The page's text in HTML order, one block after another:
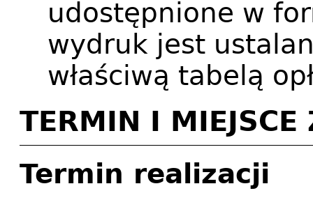
udostępnione w
wydruk jest
właściwą tabelą
TERMIN I
Termin realizacji